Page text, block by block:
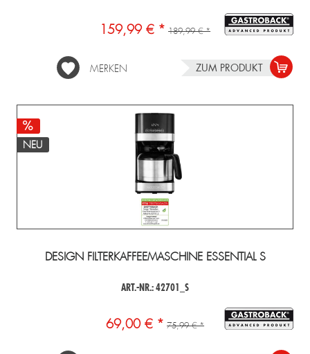
159,99 € * 189,99 € *
MERKEN ZUM PRODUKT
NEU
DESIGN FILTERKAFFEEMASCHINE ESSENTIAL S
ART.-NR.: 42701_S
69,00 € * 75,99 € *